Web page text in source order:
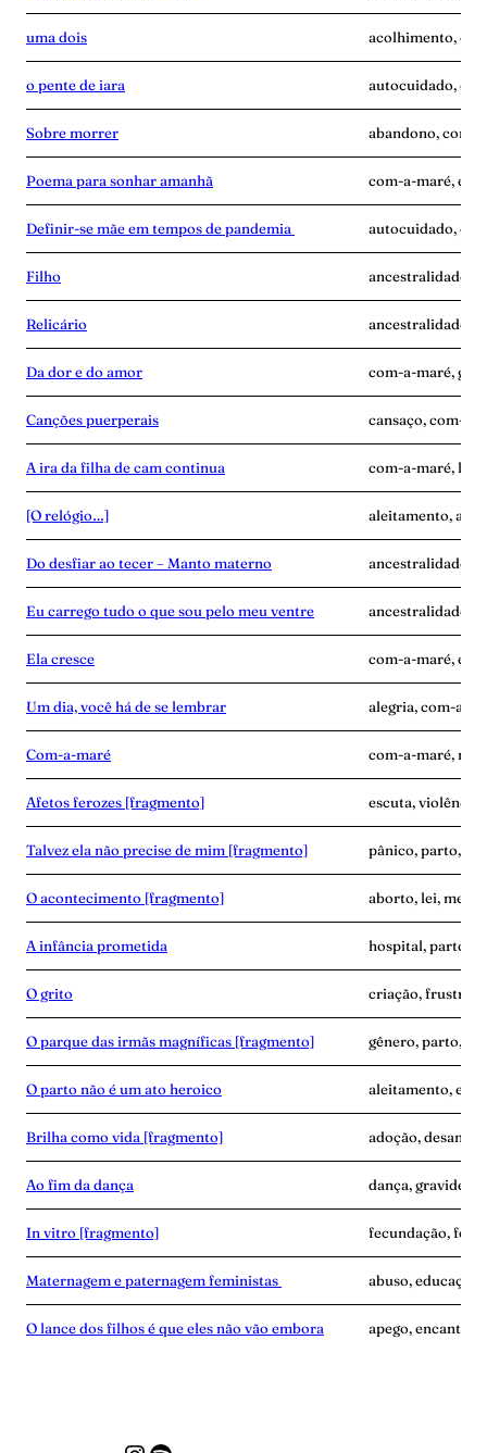
uma dois acolhimento,
o pente de iara autocuidado,
Sobre morrer abandono, com-
Poema para sonhar amanhã com-a-maré,
Definir-se mãe em tempos de pandemia autocuidado,
Filho ancestralidade,
Relicário ancestralidade,
Da dor e do amor com-a-maré,
Canções puerperais cansaço, com-a-
A ira da filha de cam continua com-a-maré,
[O relógio…] aleitamento,
Do desfiar ao tecer – Manto materno ancestralidade,
Eu carrego tudo o que sou pelo meu ventre ancestralidade,
Ela cresce com-a-maré,
Um dia, você há de se lembrar alegria, com-a-
Com-a-maré com-a-maré,
Afetos ferozes [fragmento] escuta, violência
Talvez ela não precise de mim [fragmento] pânico, parto,
O acontecimento [fragmento] aborto, lei,
A infância prometida hospital, parto,
O grito criação,
O parque das irmãs magníficas [fragmento] gênero, parto,
O parto não é um ato heroico aleitamento,
Brilha como vida [fragmento] adoção, desamor
Ao fim da dança dança, gravidez,
In vitro [fragmento] fecundação,
Maternagem e paternagem feministas abuso,
O lance dos filhos é que eles não vão embora apego,